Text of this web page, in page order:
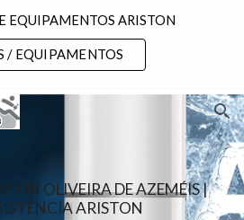
EQUIPAMENTOS ARISTON
/ EQUIPAMENTOS
OLIVEIRA DE AZEMÉIS |
ARISTON